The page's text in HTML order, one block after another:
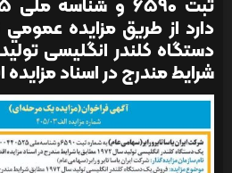
دارد از طريق مزایده
شرایط مندرج در اسناد مزایده